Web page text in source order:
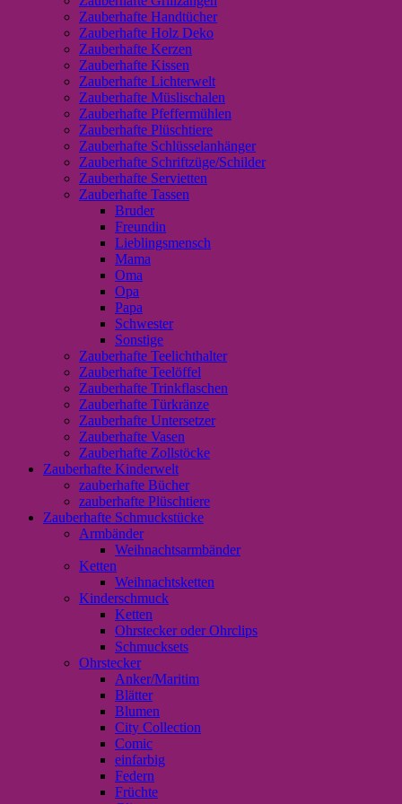
Zauberhafte Handtücher
Zauberhafte Holz Deko
Zauberhafte Kerzen
Zauberhafte Kissen
Zauberhafte Lichterwelt
Zauberhafte Müslischalen
Zauberhafte Pfeffermühlen
Zauberhafte Plüschtiere
Zauberhafte Schlüsselanhänger
Zauberhafte Schriftzüge/Schilder
Zauberhafte Servietten
Zauberhafte Tassen
Bruder
Freundin
Lieblingsmensch
Mama
Oma
Opa
Papa
Schwester
Sonstige
Zauberhafte Teelichthalter
Zauberhafte Teelöffel
Zauberhafte Trinkflaschen
Zauberhafte Türkränze
Zauberhafte Untersetzer
Zauberhafte Vasen
Zauberhafte Zollstöcke
Zauberhafte Kinderwelt
zauberhafte Bücher
zauberhafte Plüschtiere
Zauberhafte Schmuckstücke
Armbänder
Weihnachtsarmbänder
Ketten
Weihnachtsketten
Kinderschmuck
Ketten
Ohrstecker oder Ohrclips
Schmucksets
Ohrstecker
Anker/Maritim
Blätter
Blumen
City Collection
Comic
einfarbig
Federn
Früchte